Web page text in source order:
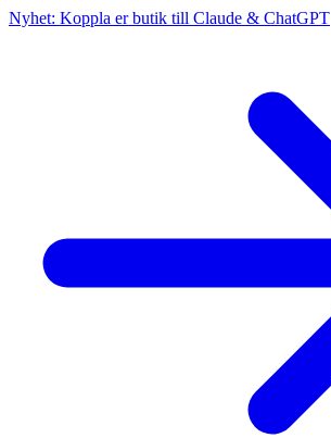
Nyhet: Koppla er butik till Claude & ChatGPT